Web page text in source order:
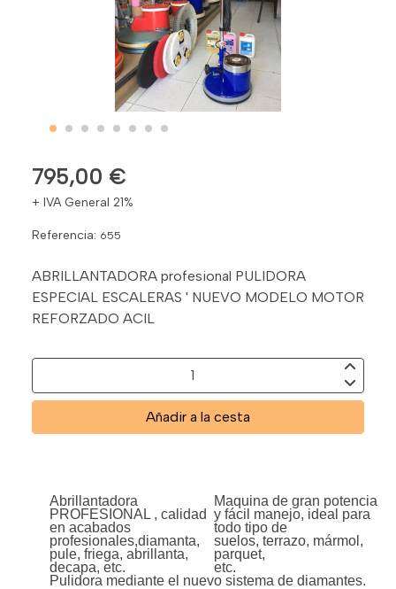
795,00 €
+ IVA General 21%
Referencia: 655
ABRILLANTADORA profesional PULIDORA
ESPECIAL ESCALERAS ' NUEVO MODELO MOTOR
REFORZADO ACIL
Añadir a la cesta
Abrillantadora
PROFESIONAL , calidad
en acabados
profesionales,diamanta,
pule, friega, abrillanta,
decapa, etc.
Maquina de gran potencia
y fácil manejo, ideal para
todo tipo de
suelos, terrazo, mármol,
parquet,
etc.
Pulidora mediante el nuevo sistema de diamantes.